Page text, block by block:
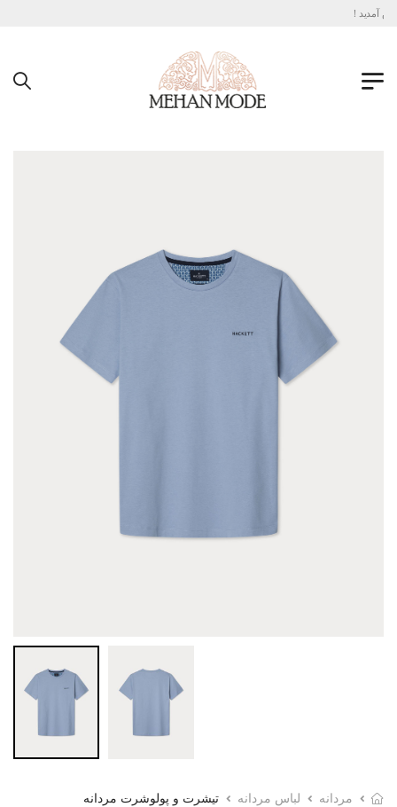
آمدید !
مردانه لباس مردانه تیشرت و پولوشرت مردانه